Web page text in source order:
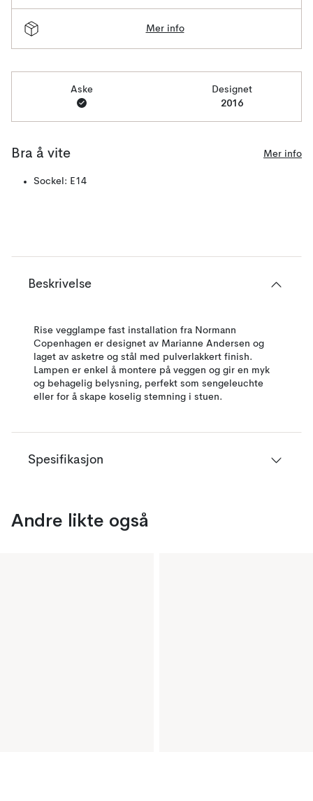
Mer info
Aske Designet
2016
Bra å vite Mer info
Sockel: E14
Beskrivelse
Rise vegglampe fast installation fra Normann
Copenhagen er designet av Marianne Andersen og
laget av asketre og stål med pulverlakkert finish.
Lampen er enkel å montere på veggen og gir en myk
og behagelig belysning, perfekt som sengeleuchte
eller for å skape koselig stemning i stuen.
Spesifikasjon
Andre likte også